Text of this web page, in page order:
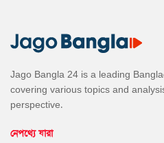
Jago Bangla 24 is a leading
covering various topics and
perspective.
নেপথ্যে যারা